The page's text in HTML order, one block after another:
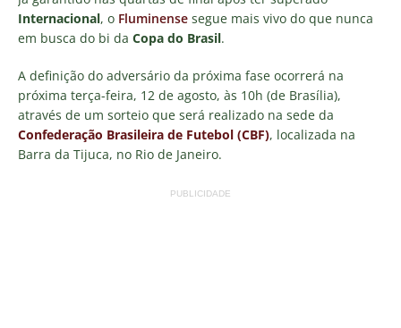
Internacional, o Fluminense segue mais vivo do que nunca
em busca do bi da Copa do Brasil.
A definição do adversário da próxima fase ocorrerá na
próxima terça-feira, 12 de agosto, às 10h (de Brasília),
através de um sorteio que será realizado na sede da
Confederação Brasileira de Futebol (CBF), localizada na
Barra da Tijuca, no Rio de Janeiro.
PUBLICIDADE